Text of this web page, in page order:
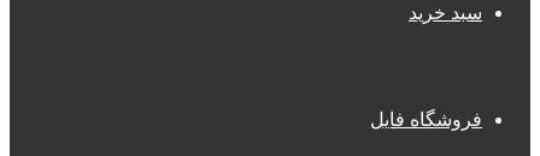
سبد خرید
فروشگاه فایل